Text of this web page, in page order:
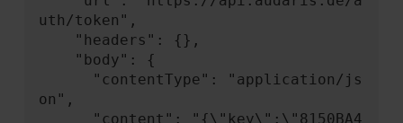
uth/token",
on",